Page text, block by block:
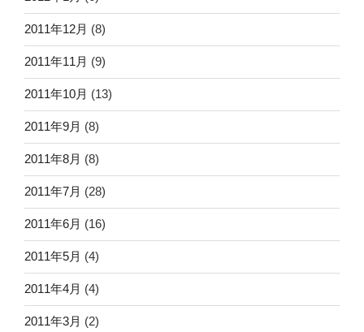
2011年12月 (8)
2011年11月 (9)
2011年10月 (13)
2011年9月 (8)
2011年8月 (8)
2011年7月 (28)
2011年6月 (16)
2011年5月 (4)
2011年4月 (4)
2011年3月 (2)